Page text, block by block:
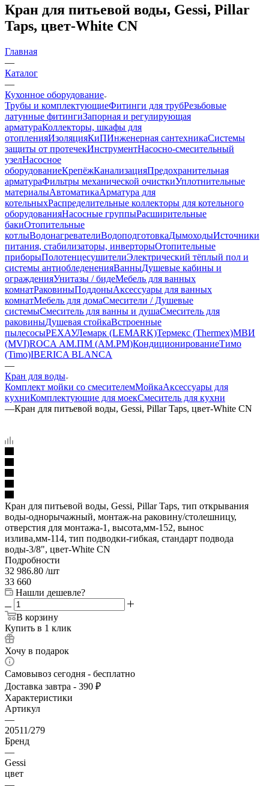
Кран для питьевой воды, Gessi, Pillar
Taps, цвет-White CN
Главная
—
Каталог
—
Кухонное оборудование
Трубы и комплектующиеФитинги для трубРезьбовые
латунные фитингиЗапорная и регулирующая
арматураКоллекторы, шкафы для
отопленияИзоляцияКиПИнженерная сантехникаСистемы
защиты от протечекИнструментНасосно-смесительный
узелНасосное
оборудованиеКрепёжКанализацияПредохранительная
арматураФильтры механической очисткиУплотнительные
материалыАвтоматикаАрматура для
котельныхРаспределительные коллекторы для котельного
оборудованияНасосные группыРасширительные
бакиОтопительные
котлыВодонагревателиВодоподготовкаДымоходыИсточники
питания, стабилизаторы, инверторыОтопительные
приборыПолотенцесушителиЭлектрический тёплый пол и
системы антиобледененияВанныДушевые кабины и
огражденияУнитазы / бидеМебель для ванных
комнатРаковиныПоддоныАксессуары для ванных
комнатМебель для домаСмесители / Душевые
системыСмеситель для ванны и душаСмеситель для
раковиныДушевая стойкаВстроенные
пылесосыРЕХАУЛемарк (LEMARK)Термекс (Thermex)МВИ
(MVI)ROCA АМ.ПМ (AM.PM)КондиционированиеТимо
(Timo)IBERICA BLANCA
—
Кран для воды
Комплект мойки со смесителемМойкаАксессуары для
кухниКомплектующие для моекСмеситель для кухни
—Кран для питьевой воды, Gessi, Pillar Taps, цвет-White CN
Кран для питьевой воды, Gessi, Pillar Taps, тип открывания
воды-однорычажный, монтаж-на раковину/столешницу,
отверстия для монтажа-1, высота,мм-152, вынос
излива,мм-114, тип подводки-гибкая, стандарт подвода
воды-3/8", цвет-White CN
Подробности
32 986.80 /шт
33 660
Нашли дешевле?
В корзину
Купить в 1 клик
Хочу в подарок
Самовывоз сегодня - бесплатно
Доставка завтра - 390 ₽
Характеристики
Артикул
—
20511/279
Бренд
—
Gessi
цвет
—